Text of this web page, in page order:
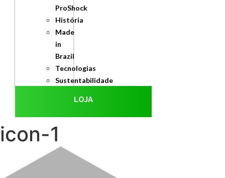
ProShock
História
Made
in
Brazil
Tecnologias
Sustentabilidade
LOJA
icon-1